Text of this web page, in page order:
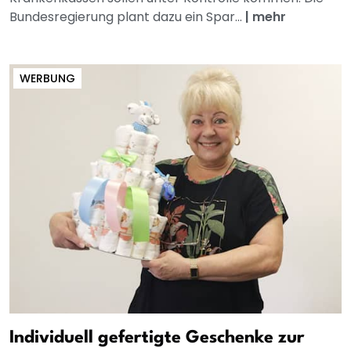
Bundesregierung plant dazu ein Spar... | mehr
WERBUNG
Individuell gefertigte Geschenke zur